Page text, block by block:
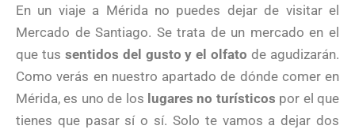
En un viaje a Mérida no puedes dejar de visitar el
Mercado de Santiago. Se trata de un mercado en el
que tus sentidos del gusto y el olfato de agudizarán.
Como verás en nuestro apartado de dónde comer en
Mérida, es uno de los lugares no turísticos por el que
tienes que pasar sí o sí. Solo te vamos a dejar dos